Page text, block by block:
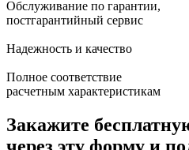
Обслуживание по гарантии,
постгарантийный сервис
Надежность и качество
Полное соответствие
расчетным характеристикам
Закажите
через эту форму и